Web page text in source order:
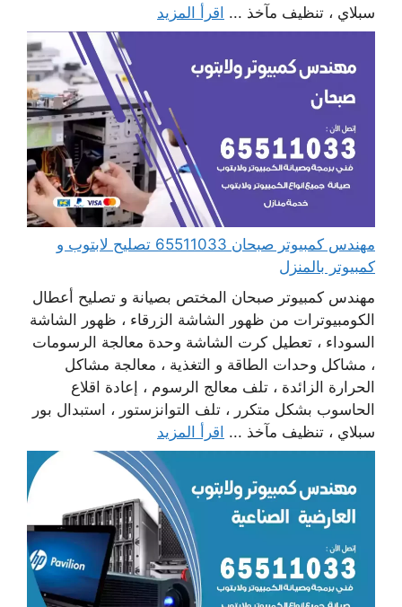
سبلاي ، تنظيف مآخذ ... اقرأ المزيد
مهندس كمبيوتر صبحان 65511033 تصليح لابتوب و
كمبيوتر بالمنزل
مهندس كمبيوتر صبحان المختص بصيانة و تصليح أعطال
الكومبيوترات من ظهور الشاشة الزرقاء ، ظهور الشاشة
السوداء ، تعطيل كرت الشاشة وحدة معالجة الرسومات
، مشاكل وحدات الطاقة و التغذية ، معالجة مشاكل
الحرارة الزائدة ، تلف معالج الرسوم ، إعادة اقلاع
الحاسوب بشكل متكرر ، تلف التوانزستور ، استبدال بور
سبلاي ، تنظيف مآخذ ... اقرأ المزيد